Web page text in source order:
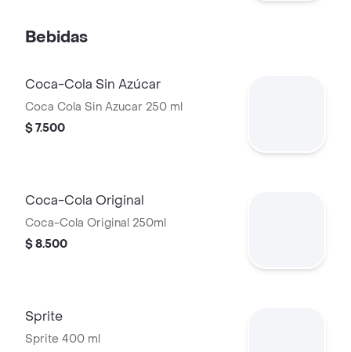
Bebidas
Coca-Cola Sin Azúcar
Coca Cola Sin Azucar 250 ml
$ 7.500
Coca-Cola Original
Coca-Cola Original 250ml
$ 8.500
Sprite
Sprite 400 ml